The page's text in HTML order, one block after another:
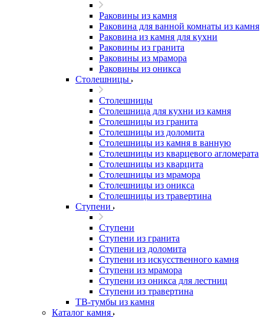
Раковины из камня
Раковина для ванной комнаты из камня
Раковина из камня для кухни
Раковины из гранита
Раковины из мрамора
Раковины из оникса
Столешницы
Столешницы
Столешница для кухни из камня
Столешницы из гранита
Столешницы из доломита
Столешницы из камня в ванную
Столешницы из кварцевого агломерата
Столешницы из кварцита
Столешницы из мрамора
Столешницы из оникса
Столешницы из травертина
Ступени
Ступени
Ступени из гранита
Ступени из доломита
Ступени из искусственного камня
Ступени из мрамора
Ступени из оникса для лестниц
Ступени из травертина
ТВ-тумбы из камня
Каталог камня